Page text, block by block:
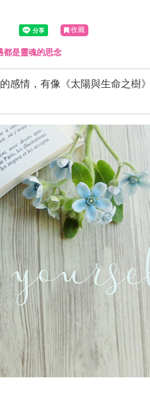
收藏
都是靈魂的思念
感情，有像《太陽與生命之樹